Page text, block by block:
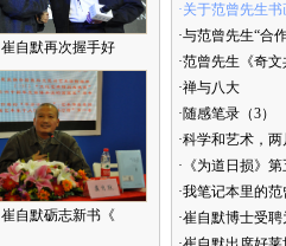
崔自默再次握手好
崔自默砺志新书《
·关于范曾先生
·与范曾先生“合
·范曾先生《奇
·禅与八大
·随感笔录（3）
·科学和艺术，
·《为道日损》
·我笔记本里的
·崔自默博士受